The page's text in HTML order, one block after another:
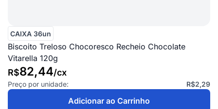
CAIXA 36un
Biscoito Treloso Chocoresco Recheio Chocolate
Vitarella 120g
R$82,44/cx
Preço por unidade: R$2,29
Adicionar ao Carrinho